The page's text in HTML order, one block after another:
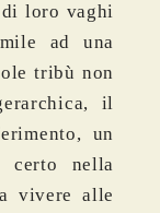
di loro vaghi
ad una
tribù non
il
un
certo nella
vivere alle